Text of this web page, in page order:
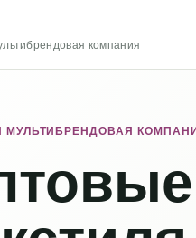
компания
МУЛЬТИБРЕНДОВАЯ